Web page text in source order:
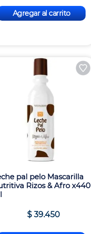
Agregar al carrito
pal pelo Mascarilla
Rizos & Afro x440
$ 39.450